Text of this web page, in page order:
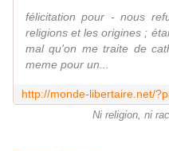
félicitation pour - nous
religions et les origines ;
mal qu'on me traite de
meme pour un...
Ni religion, ni